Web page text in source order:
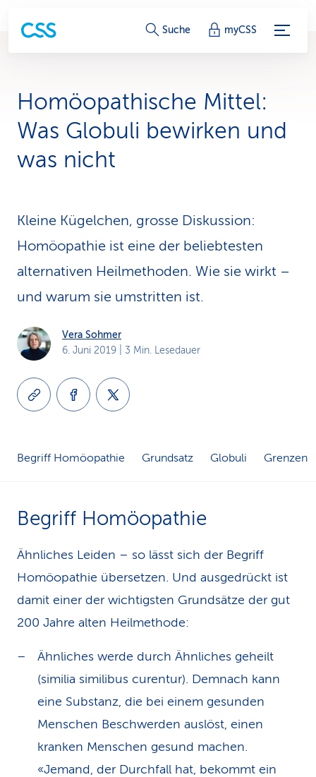
S
r
v
i
-
L
i
Suche myCSS
Homöopathische Mittel:
Was Globuli bewirken und
was nicht
Kleine Kügelchen, grosse Diskussion:
Homöopathie ist eine der beliebtesten
alternativen Heilmethoden. Wie sie wirkt –
und warum sie umstritten ist.
Vera Sohmer
6. Juni 2019 | 3 Min. Lesedauer
Begriff Homöopathie Grundsatz Globuli Grenzen
Begriff Homöopathie
Ähnliches Leiden – so lässt sich der Begriff
Homöopathie übersetzen. Und ausgedrückt ist
damit einer der wichtigsten Grundsätze der gut
200 Jahre alten Heilmethode:
Ähnliches werde durch Ähnliches geheilt
(similia similibus curentur). Demnach kann
eine Substanz, die bei einem gesunden
Menschen Beschwerden auslöst, einen
kranken Menschen gesund machen.
«Jemand, der Durchfall hat, bekommt ein